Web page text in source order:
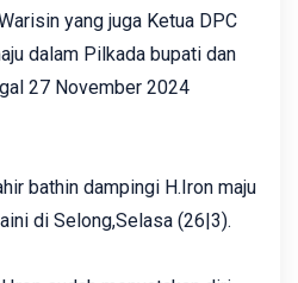
yang juga Ketua DPC
dalam Pilkada bupati dan
27 November 2024
bathin dampingi H.Iron maju
di Selong,Selasa (26|3).